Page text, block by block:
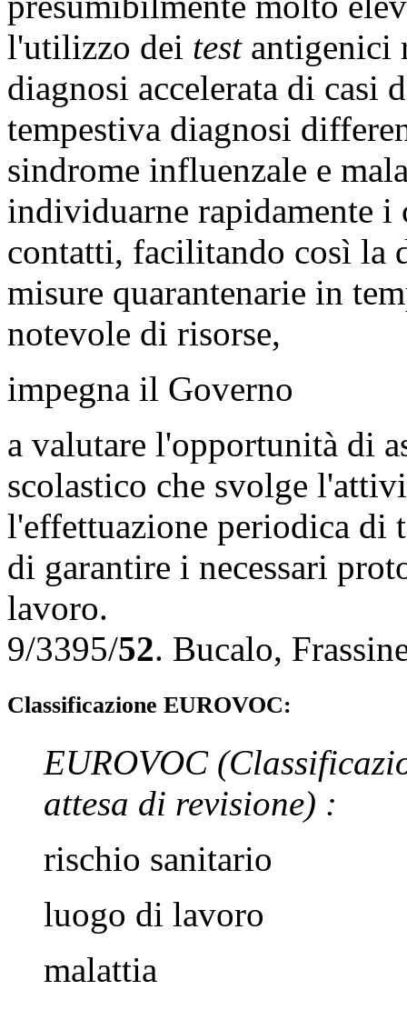
l'utilizzo dei testantigenici
diagnosi accelerata di casi
tempestiva diagnosi
sindrome influenzale e
individuarne rapidamente
contatti, facilitando così la
misure quarantenarie in
notevole di risorse,
impegna il Governo
a valutare l'opportunità di
scolastico che svolge
l'effettuazione periodica di
di garantire i necessari
lavoro.
9/3395/52. Bucalo,
Classificazione EUROVOC:
EUROVOC
attesa di revisione) :
rischio sanitario
luogo di lavoro
malattia